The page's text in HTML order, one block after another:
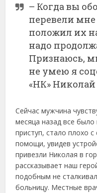
– Когда вы
перевели мне
положил их
надо
Признаюсь,
не умею я
«НК» Николай
Сейчас мужчина
месяца назад все было
приступ, стало плохо
помощи, увидев
привезли Николая в
рассказывает наш
подобным не
больницу. Местные